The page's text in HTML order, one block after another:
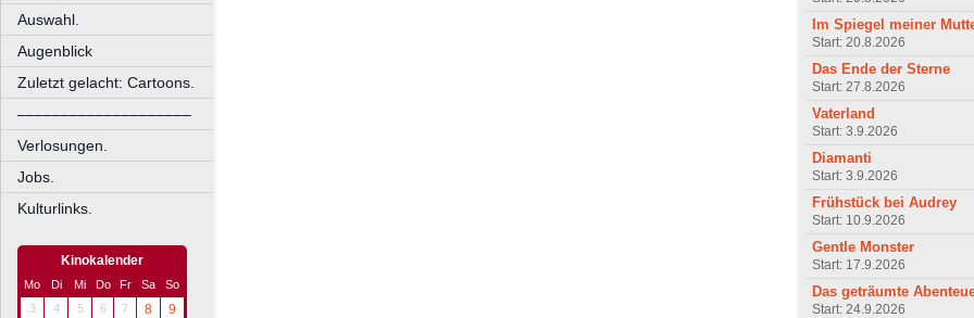
Auswahl.
Augenblick
Zuletzt gelacht: Cartoons.
––––––––––––––––––––
Verlosungen.
Jobs.
Kulturlinks.
Kinokalender
Mo Di Mi Do Fr Sa
So
3
4 5 6 7 8
9
Im Spiegel meiner
Start: 20.8.2026
Das Ende der Sterne
Start: 27.8.2026
Vaterland
Start: 3.9.2026
Diamanti
Start: 3.9.2026
Frühstück bei Audrey
Start: 10.9.2026
Gentle Monster
Start: 17.9.2026
Das geträumte
Start: 24.9.2026